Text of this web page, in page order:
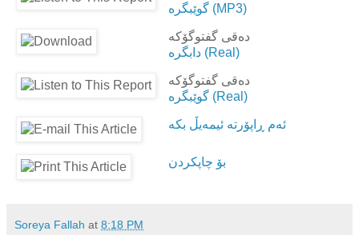
گوێبگره (MP3)
دابگره (Real)
گوێبگره (Real)
ئه‌‌م ڕاپۆرته ئیمه‌یڵ بكه
بۆ چاپكردن
Soreya Fallah at 8:18 PM